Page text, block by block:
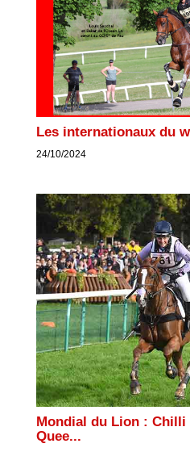
Les internationaux du
24/10/2024
Mondial du Lion :
Quee...